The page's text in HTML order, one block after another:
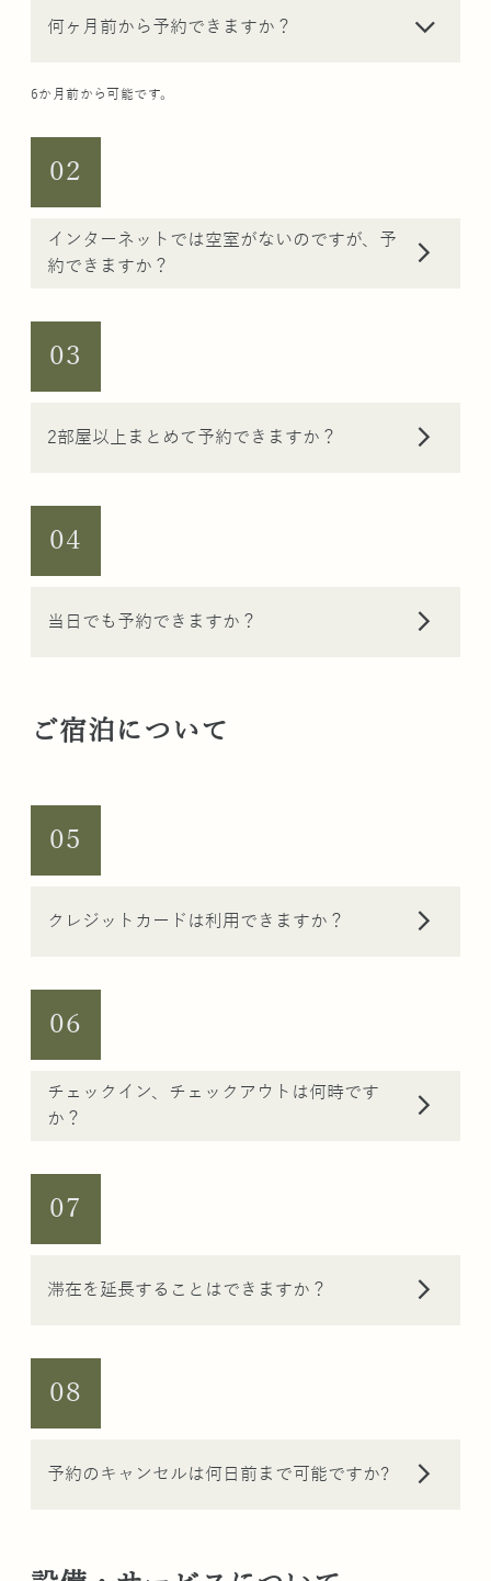
何ヶ月前から予約できますか？ arrow_forward_ios
6か月前から可能です。
02
インターネットでは空室がないのですが、予
約できますか？
arrow_forward_ios
03
2部屋以上まとめて予約できますか？ arrow_forward_ios
04
当日でも予約できますか？ arrow_forward_ios
ご宿泊について
05
クレジットカードは利用できますか？ arrow_forward_ios
06
チェックイン、チェックアウトは何時です
か？
arrow_forward_ios
07
滞在を延長することはできますか？ arrow_forward_ios
08
予約のキャンセルは何日前まで可能ですか? arrow_forward_ios